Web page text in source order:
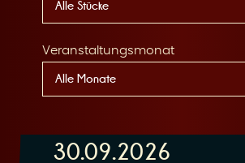
Veranstaltungsmonat
30.09.2026